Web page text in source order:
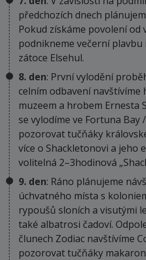
předchozích dnech
Pokud získáme povolení od
podnikneme večerní plavbu
zátoce Elsehul.
8. den: První vylodění
celním odbavení navštívíme
muzeem a hrobem Ernesta
se vylodíme ve Fortuna Bay
pozorovat tučňáky
více o Shackletonovi a jeho
volitelná 2–3hodinová
9. den: Ráno plánujeme
úchvatného místa s
rypoušů sloních a visutými
také albatrosi čadoví.
člunech Zodiac navštívíme
pozorovat tučňáky